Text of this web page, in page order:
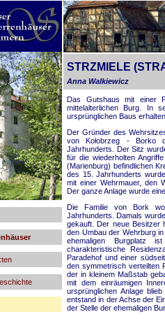
STRZMIELE
Anna Walkiewicz
Das Gutshaus mit einer
mittelalterlichen Burg. In
ursprünglichen Baus
Der Gründer des
von Kołobrzeg -
Jahrhunderts. Der Sitz
für die wiederholten
(Marienburg) befindlichen
des 15. Jahrhunderts
mit einer Wehrmauer, den
Der ganze Anlage wurde
Die Familie von Bork
Jahrhunderts. Damals
gekauft. Der neue Besitzer
den Umbau der Wehrburg
ehemaligen Burgplatz
charakteristische
Paradehof und einer
den symmetrisch verteilten
der in kleinem Maßstab
mit dem einräumigen
ursprünglichen Anlage
entstand in der Achse der
der Stelle der ehemaligen